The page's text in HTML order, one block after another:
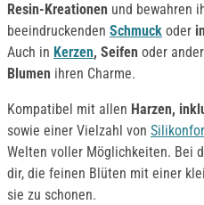
Resin-Kreationen und bewahren
beeindruckenden Schmuck oder
Auch in Kerzen, Seifen oder
Blumen ihren Charme.
Kompatibel mit allen Harzen,
sowie einer Vielzahl von
Welten voller Möglichkeiten. Bei
dir, die feinen Blüten mit einer
sie zu schonen.